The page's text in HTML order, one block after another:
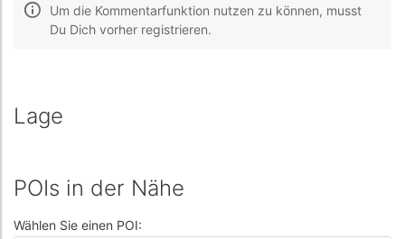
Um die Kommentarfunktion nutzen zu können, musst
Du Dich vorher registrieren.
Lage
POIs in der Nähe
Wählen Sie einen POI: